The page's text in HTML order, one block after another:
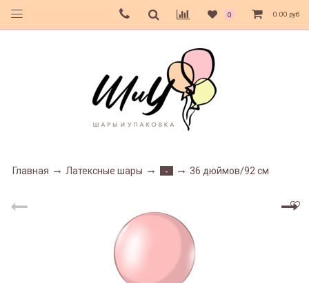
0 0.00 руб
Главная Латексные шары - 36 дюймов/92 см